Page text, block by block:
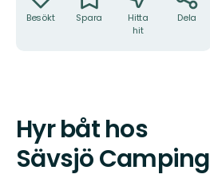
Besökt Spara
Hitta
hit
Dela
Beskrivning
Hyr båt hos
Sävsjö Camping